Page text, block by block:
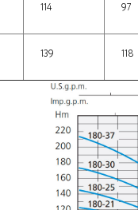
114 97
139 118